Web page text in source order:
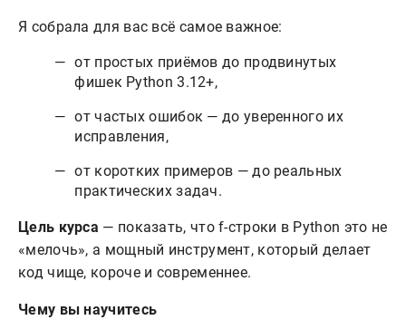
Я собрала для вас всё самое важное:
от простых приёмов до продвинутых
фишек Python 3.12+,
от частых ошибок — до уверенного их
исправления,
от коротких примеров — до реальных
практических задач.
Цель курса — показать, что f-строки в Python это не
«мелочь», а мощный инструмент, который делает
код чище, короче и современнее.
Чему вы научитесь